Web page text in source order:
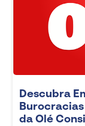
Descubra
da Olé